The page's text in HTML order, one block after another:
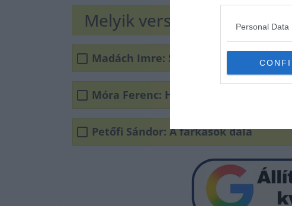
Personal
Melyik vers?
Madách Imre: Szélhárfa
Móra Ferenc: Hajnali dal
Petőfi Sándor: A farkasok dala